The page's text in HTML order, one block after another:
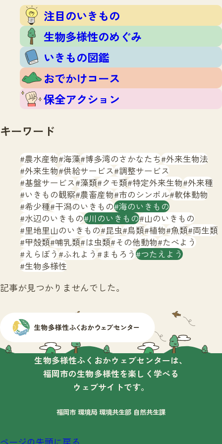
文字サイズ 小 中 大
注目のいきもの
生物多様性のめぐみ
いきもの図鑑
おでかけコース
保全アクション
いきもの調査隊
調査レポート
調査レポートTOP
調査結果
ふくおかいきものマップ
マッチング
マッチングTOP
掲載申し込みフォーム
お問合せ
生物多様性ふくおかウェブセンターとは
サイトマップ
注目のいきもの
生物多様性のめぐみ
いきもの図鑑
おでかけコース
保全アクション
キーワード
農水産物 海藻 博多湾のさかなたち 外来生物法
外来生物 供給サービス 調整サービス
基盤サービス 藻類 クモ類 特定外来生物 外来種
いきもの観察 農畜産物 市のシンボル 軟体動物
希少種 干潟のいきもの 海のいきもの
水辺のいきもの 川のいきもの 山のいきもの
里地里山のいきもの 昆虫 鳥類 植物 魚類 両生類
甲殻類 哺乳類 は虫類 その他動物 たべよう
えらぼう ふれよう まもろう つたえよう
生物多様性
記事が見つかりませんでした。
生物多様性ふくおかウェブセンターは、
福岡市の生物多様性を楽しく学べる
ウェブサイトです。
福岡市 環境局 環境共生部 自然共生課